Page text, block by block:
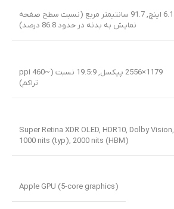
6.1 اینچ, 91.7 سانتیمتر مربع (نسبت سطح صفحه
نمایش به بدنه در حدود 86.8 درصد)
1179×2556 پیکسل, 19.5:9 نسبت (~460 ppi
تراکم)
Super Retina XDR OLED, HDR10, Dolby Vision,
1000 nits (typ), 2000 nits (HBM)
Apple GPU (5-core graphics)